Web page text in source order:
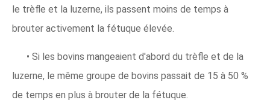
le trèfle et la luzerne, ils passent moins de temps à
brouter activement la fétuque élevée.
• Si les bovins mangeaient d'abord du trèfle et de la
luzerne, le même groupe de bovins passait de 15 à 50 %
de temps en plus à brouter de la fétuque.